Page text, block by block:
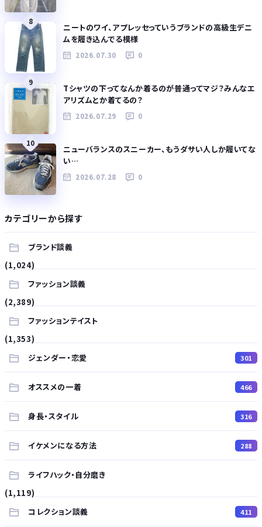
8
ニートのワイ、アプレッセっていうブランドの高級生デニ
ムを履き込んでる模様
2026.07.30 0
9
Tシャツの下ってなんか着るのが普通ってマジ？みんなエ
アリズムとか着てるの？
2026.07.29 0
10
ニューバランスのスニーカー、もうダサい人しか履いてな
い…
2026.07.28 0
カテゴリーから探す
ブランド談義
(1,024)
ファッション談義
(2,389)
ファッションテイスト
(1,353)
ジェンダー・恋愛
301
オススメの一着 466
身長・スタイル 316
イケメンになる方法 288
ライフハック・自分磨き
(1,119)
コレクション談義
411